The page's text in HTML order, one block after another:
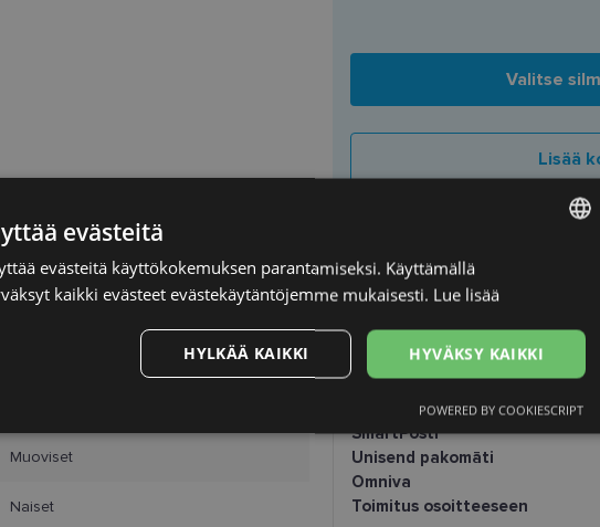
54-19
Muoviset
Naiset
Valitse
Lisää
Preču
Suunniteltu toimitusaika
Saņemšana optikas salonā
SmartPosti
Unisend pakomāti
Omniva
Toimitus osoitteeseen
RUSSIAN
FINNISH
evästeitä
evästeitä käyttökokemuksen parantamiseksi. Käyttämällä
kaikki evästeet evästekäytäntöjemme mukaisesti. Lue lisää
HYVÄKSY KAIKKI
HYLKÄÄ KAIKKI
Luokittelemattomat
POWERED BY COOKIESCRIPT